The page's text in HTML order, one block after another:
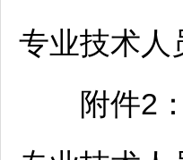
专业技术人
附件2：